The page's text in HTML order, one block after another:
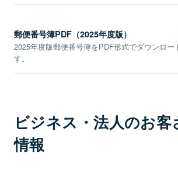
郵便番号簿PDF（2025年度版）
2025年度版郵便番号簿をPDF形式でダウンロー
す。
ビジネス・法人のお客
情報